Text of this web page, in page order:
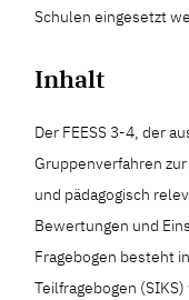
Schulen eingesetzt
Inhalt
Der FEESS 3-4, der
Gruppenverfahren
und pädagogisch
Bewertungen und
Fragebogen besteht
Teilfragebogen